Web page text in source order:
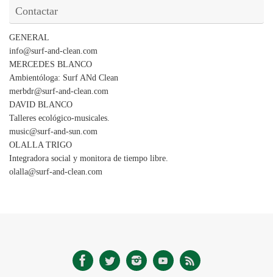
Contactar
GENERAL
info@surf-and-clean.com
MERCEDES BLANCO
Ambientóloga: Surf ANd Clean
merbdr@surf-and-clean.com
DAVID BLANCO
Talleres ecológico-musicales.
music@surf-and-sun.com
OLALLA TRIGO
Integradora social y monitora de tiempo libre.
olalla@surf-and-clean.com